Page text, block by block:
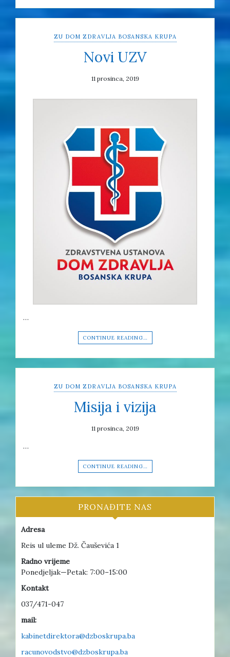
ZU DOM ZDRAVLJA BOSANSKA KRUPA
Novi UZV
11 prosinca, 2019
…
CONTINUE READING…
ZU DOM ZDRAVLJA BOSANSKA KRUPA
Misija i vizija
11 prosinca, 2019
…
CONTINUE READING…
PRONAĐITE NAS
Adresa
Reis ul uleme Dž. Čauševića 1
Radno vrijeme
Ponedjeljak—Petak: 7:00–15:00
Kontakt
037/471-047
mail:
kabinetdirektora@dzboskrupa.ba
racunovodstvo@dzboskrupa.ba